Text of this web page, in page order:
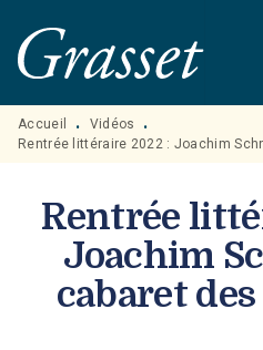
MENU RECHERCHE
PIED DE PAGE
Accueil • Vidéos
•
Rentrée littéraire 2022 : Joachim
Rentrée
Joachim
cabaret